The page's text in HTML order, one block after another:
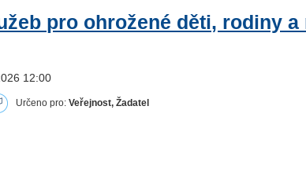
pro ohrožené děti, rodiny a
12:00
Určeno pro:Veřejnost, Žadatel